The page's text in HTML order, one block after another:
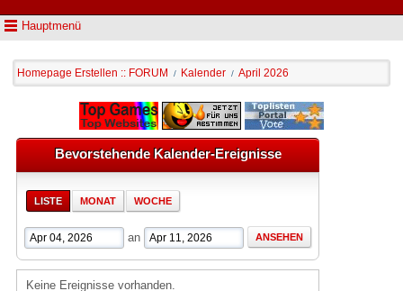
Hauptmenü
Homepage Erstellen :: FORUM / Kalender / April 2026
Bevorstehende Kalender-Ereignisse
LISTE MONAT WOCHE
an
Keine Ereignisse vorhanden.